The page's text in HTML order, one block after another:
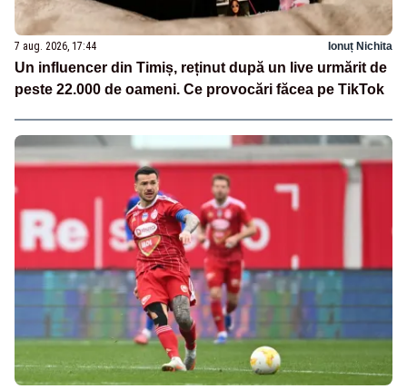
7 aug. 2026, 17:44 Ionuț Nichita
Un influencer din Timiș, reținut după un live urmărit de
peste 22.000 de oameni. Ce provocări făcea pe TikTok